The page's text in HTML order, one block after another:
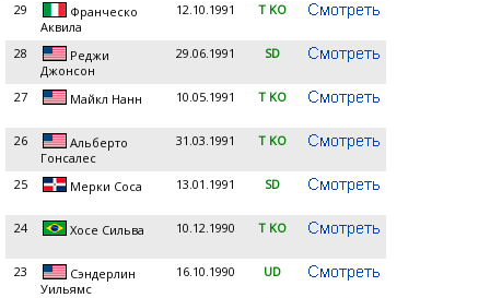
29
Франческо
Аквила
12.10.1991 T KO
28
Реджи
Джонсон
29.06.1991 SD
27 Майкл Нанн 10.05.1991 T KO
26
Альберто
Гонсалес
31.03.1991 T KO
25 Мерки Соса 13.01.1991 SD
24 Хосе Сильва 10.12.1990 T KO
23
Сэндерлин
Уильямс
16.10.1990 UD